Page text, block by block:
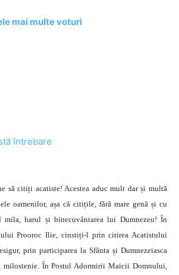
mai multe voturi
întrebare
să citiți acatiste! Acestea aduc mult dar și multă
oamenilor, așa că citițile, fără mare genă și cu
mila, harul și binecuvântarea lui Dumnezeu! În
Prooroc Ilie, cinstiți-l prin citirea Acatistului
prin participarea la Sfânta și Dumnezeiasca
milostenie. În Postul Adormirii Maicii Domnului,